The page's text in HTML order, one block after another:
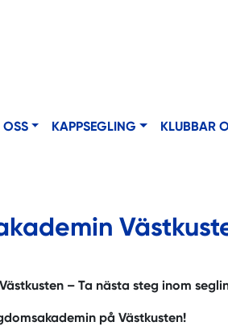
KAPPSEGLING KLUBBAR
– Ta nästa steg inom
på Västkusten!